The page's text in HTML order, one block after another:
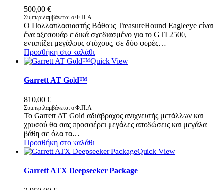
500,00 €
Συμπεριλαμβάνεται ο Φ.Π.Α
Ο Πολλαπλασιαστής Βάθους TreasureHound Eagleeye είναι
ένα αξεσουάρ ειδικά σχεδιασμένο για το GTI 2500,
εντοπίζει μεγάλους στόχους, σε δύο φορές…
Προσθήκη στο καλάθι
Quick View
Garrett AT Gold™
810,00 €
Συμπεριλαμβάνεται ο Φ.Π.Α
Το Garrett AT Gold αδιάβροχος ανιχνευτής μετάλλων και
χρυσού θα σας προσφέρει μεγάλες αποδώσεις και μεγάλα
βάθη σε όλα τα…
Προσθήκη στο καλάθι
Quick View
Garrett ATX Deepseeker Package